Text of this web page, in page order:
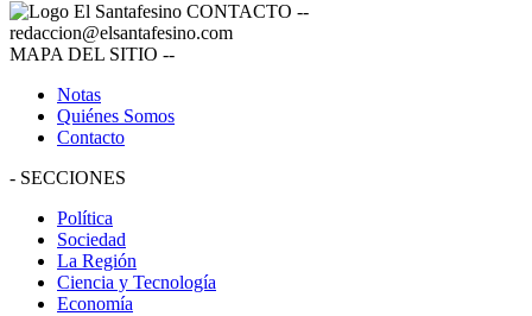
CONTACTO --
redaccion@elsantafesino.com
MAPA DEL SITIO --
Notas
Quiénes Somos
Contacto
- SECCIONES
Política
Sociedad
La Región
Ciencia y Tecnología
Economía